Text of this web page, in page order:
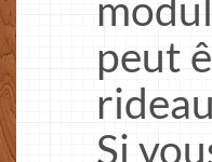
peut
Si